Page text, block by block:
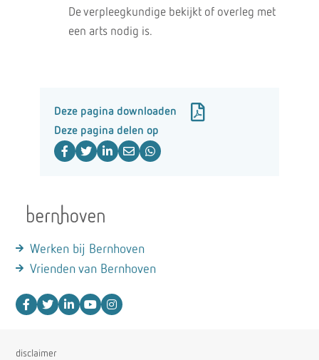
De verpleegkundige bekijkt of overleg met
een arts nodig is.
Deze pagina downloaden
Deze pagina delen op
Werken bij Bernhoven
Vrienden van Bernhoven
disclaimer